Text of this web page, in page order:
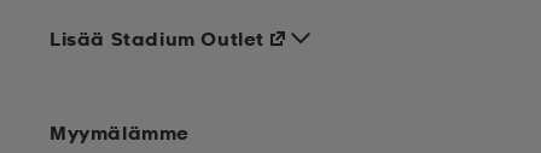
Lisää Stadium Outlet
Myymälämme